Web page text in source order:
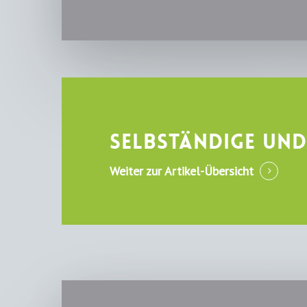
Selbständige
Weiter zur Artikel-Übersicht